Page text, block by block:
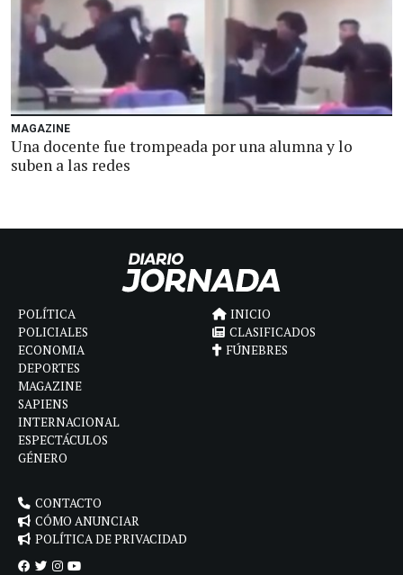
MAGAZINE
Una docente fue trompeada por una alumna y lo
suben a las redes
POLÍTICA
POLICIALES
ECONOMIA
DEPORTES
MAGAZINE
SAPIENS
INTERNACIONAL
ESPECTÁCULOS
GÉNERO
INICIO
CLASIFICADOS
FÚNEBRES
CONTACTO
CÓMO ANUNCIAR
POLÍTICA DE PRIVACIDAD